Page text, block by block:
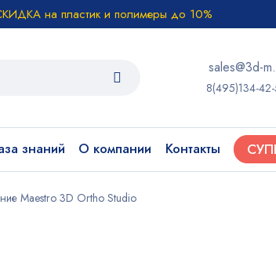
на пластик и полимеры до 10%
sales@3d-
8(495)134-
знаний О компании Контакты
Maestro 3D Ortho Studio